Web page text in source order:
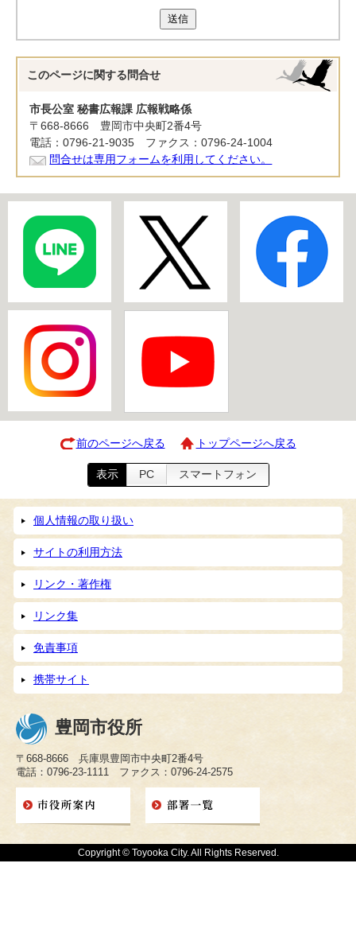
送信
このページに関する 問合せ
市長公室 秘書広報課 広報戦略係
〒668-8666 豊岡市中央町2番4号
電話：0796-21-9035 ファクス：0796-24-1004
問合せは専用フォームを利用してください。
前のページへ戻る トップページへ戻る
表示 PC スマートフォン
個人情報の取り扱い
サイトの利用方法
リンク・著作権
リンク集
免責事項
携帯サイト
豊岡市役所
〒668-8666 兵庫県豊岡市中央町2番4号
電話：0796-23-1111 ファクス：0796-24-2575
Copyright © Toyooka City. All Rights Reserved.